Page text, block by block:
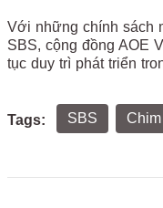
Với những chính sách
SBS, cộng đồng AOE
tục duy trì phát triển
Tags: SBS